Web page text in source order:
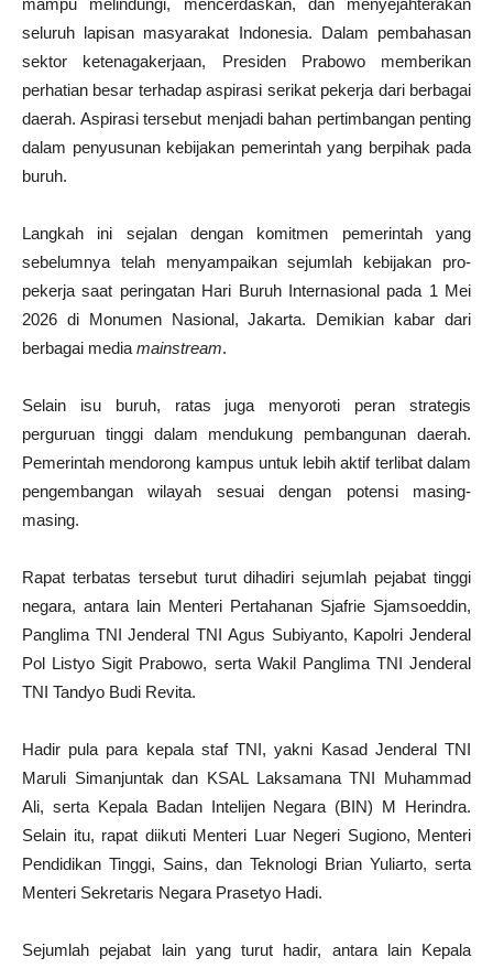
mampu melindungi, mencerdaskan, dan menyejahterakan
seluruh lapisan masyarakat Indonesia. Dalam pembahasan
sektor ketenagakerjaan, Presiden Prabowo memberikan
perhatian besar terhadap aspirasi serikat pekerja dari berbagai
daerah. Aspirasi tersebut menjadi bahan pertimbangan penting
dalam penyusunan kebijakan pemerintah yang berpihak pada
buruh.
Langkah ini sejalan dengan komitmen pemerintah yang
sebelumnya telah menyampaikan sejumlah kebijakan pro-
pekerja saat peringatan Hari Buruh Internasional pada 1 Mei
2026 di Monumen Nasional, Jakarta. Demikian kabar dari
berbagai media mainstream.
Selain isu buruh, ratas juga menyoroti peran strategis
perguruan tinggi dalam mendukung pembangunan daerah.
Pemerintah mendorong kampus untuk lebih aktif terlibat dalam
pengembangan wilayah sesuai dengan potensi masing-
masing.
Rapat terbatas tersebut turut dihadiri sejumlah pejabat tinggi
negara, antara lain Menteri Pertahanan Sjafrie Sjamsoeddin,
Panglima TNI Jenderal TNI Agus Subiyanto, Kapolri Jenderal
Pol Listyo Sigit Prabowo, serta Wakil Panglima TNI Jenderal
TNI Tandyo Budi Revita.
Hadir pula para kepala staf TNI, yakni Kasad Jenderal TNI
Maruli Simanjuntak dan KSAL Laksamana TNI Muhammad
Ali, serta Kepala Badan Intelijen Negara (BIN) M Herindra.
Selain itu, rapat diikuti Menteri Luar Negeri Sugiono, Menteri
Pendidikan Tinggi, Sains, dan Teknologi Brian Yuliarto, serta
Menteri Sekretaris Negara Prasetyo Hadi.
Sejumlah pejabat lain yang turut hadir, antara lain Kepala